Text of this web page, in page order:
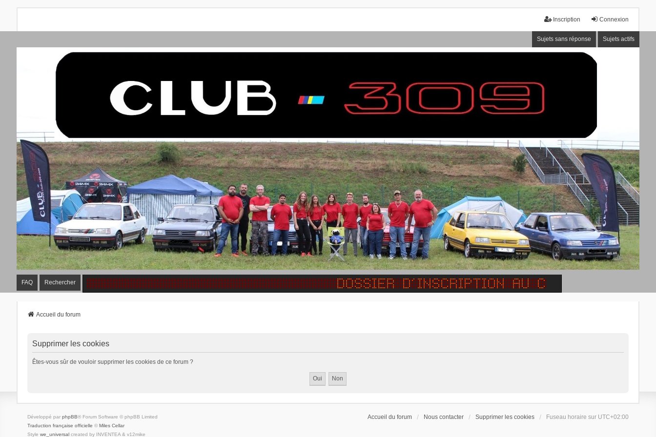
Connexion
Inscription
Sujets sans réponse Sujets actifs
FAQ Rechercher
Accueil du forum
Supprimer les cookies
Êtes-vous sûr de vouloir supprimer les cookies de ce forum ?
Accueil du forum Nous contacter Supprimer les cookies Fuseau horaire sur UTC+02:00
Développé par phpBB® Forum Software © phpBB Limited
Traduction française officielle © Miles Cellar
Style we_universalcreated by INVENTEA & v12mike